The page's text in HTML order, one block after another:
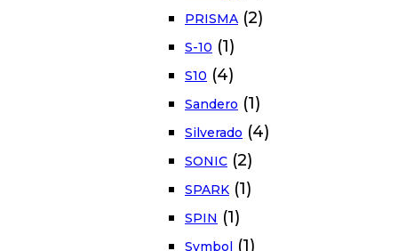
PRISMA (2)
S-10 (1)
S10 (4)
Sandero (1)
Silverado (4)
SONIC (2)
SPARK (1)
SPIN (1)
Symbol (1)